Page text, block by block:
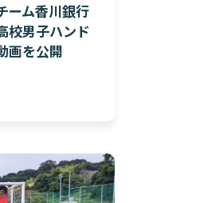
ーム香川銀行
校男子ハンド
画を公開